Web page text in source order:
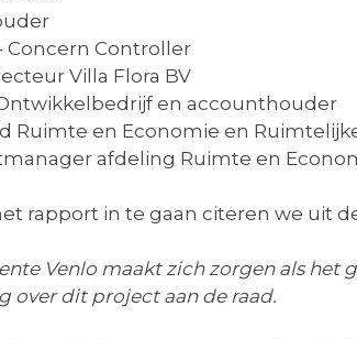
Concern Controller
Villa Flora BV
en accounthouder
Ruimte en Economie en
afdeling Ruimte en
rapport in te gaan citeren we uit
Venlo maakt zich zorgen als het
over dit project aan de raad.